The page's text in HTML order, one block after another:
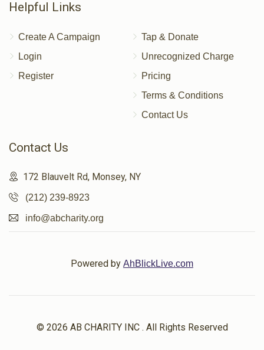
Helpful Links
Create A Campaign
Login
Register
Tap & Donate
Unrecognized Charge
Pricing
Terms & Conditions
Contact Us
Contact Us
172 Blauvelt Rd, Monsey, NY
(212) 239-8923
info@abcharity.org
Powered by AhBlickLive.com
© 2026 AB CHARITY INC . All Rights Reserved